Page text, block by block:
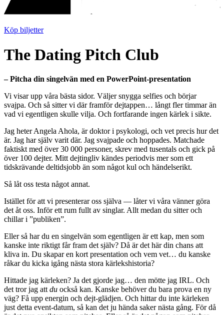
Köp biljetter
The Dating Pitch Club
– Pitcha din singelvän med en PowerPoint-presentation
Vi visar upp våra bästa sidor. Väljer snygga selfies och börjar
svajpa. Och så sitter vi där framför dejtappen… långt fler timmar än
vad vi egentligen skulle vilja. Och fortfarande ingen kärlek i sikte.
Jag heter Angela Ahola, är doktor i psykologi, och vet precis hur det
är. Jag har själv varit där. Jag svajpade och hoppades. Matchade
faktiskt med över 30 000 personer, skrev med tusentals och gick på
över 100 dejter. Mitt dejtingliv kändes periodvis mer som ett
tidskrävande deltidsjobb än som något kul och händelserikt.
Så låt oss testa något annat.
Istället för att vi presenterar oss själva — låter vi våra vänner göra
det åt oss. Inför ett rum fullt av singlar. Allt medan du sitter och
chillar i ”publiken”.
Eller så har du en singelvän som egentligen är ett kap, men som
kanske inte riktigt får fram det själv? Då är det här din chans att
kliva in. Du skapar en kort presentation och vem vet… du kanske
råkar du kicka igång nästa stora kärlekshistoria?
Hittade jag kärleken? Ja det gjorde jag… den mötte jag IRL. Och
det tror jag att du också kan. Kanske behöver du bara prova en ny
väg? Få upp energin och dejt-glädjen. Och hittar du inte kärleken
just detta event-datum, så kan det ju hända saker nästa gång. För då